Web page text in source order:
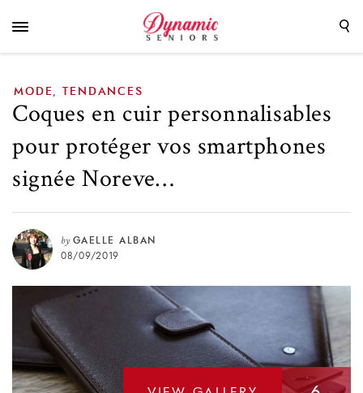
smartphones signée Noreve…
MODE TENDANCES
Coques en cuir personnalisables
pour protéger vos smartphones
signée Noreve…
by GAELLE ALBAN
08/09/2019